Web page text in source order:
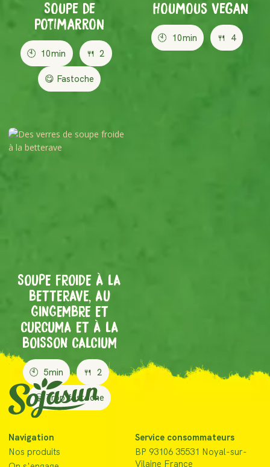
Soupe de
potimarron
🕙 10min 🍴 2
😋 Fastoche
Houmous Vegan
🕙 10min 🍴 4
SOUPE FROIDE À LA
BETTERAVE, AU
GINGEMBRE ET
CURCUMA ET À LA
BOISSON CALCIUM
🕙 5min 🍴 2
🥱 Trop fastoche
Navigation
Nos produits
Service consommateurs
BP 93106 35531 Noyal-sur-
Vilaine France